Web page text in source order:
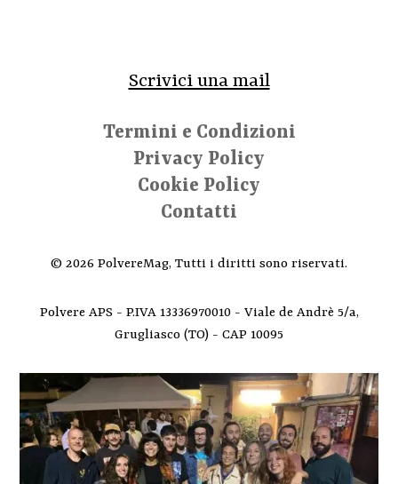
Scrivici una mail
Termini e Condizioni
Privacy Policy
Cookie Policy
Contatti
© 2026 PolvereMag, Tutti i diritti sono riservati.
Polvere APS - P.IVA 13336970010 - Viale de Andrè 5/a,
Grugliasco (TO) - CAP 10095